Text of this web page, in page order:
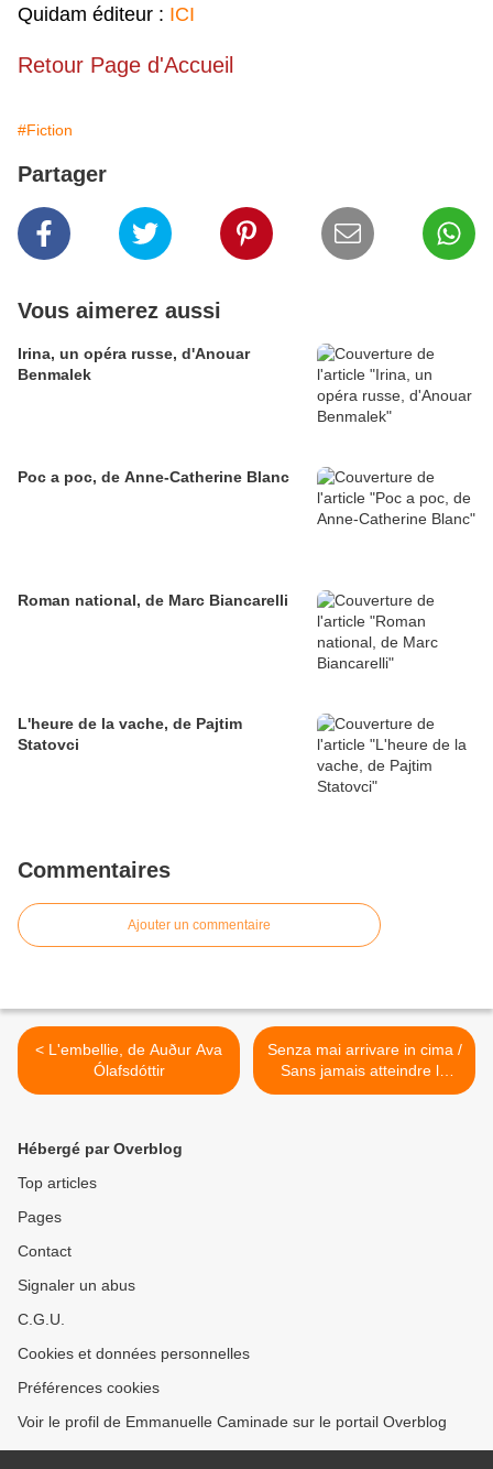
Quidam éditeur : ICI
Retour Page d'Accueil
#Fiction
Partager
Vous aimerez aussi
Irina, un opéra russe, d'Anouar
Benmalek
Poc a poc, de Anne-Catherine Blanc
Roman national, de Marc Biancarelli
L'heure de la vache, de Pajtim
Statovci
Commentaires
Ajouter un commentaire
< L'embellie, de Auður Ava
Ólafsdóttir
Senza mai arrivare in cima /
Sans jamais atteindre le
sommet, de Paolo Cognetti
Hébergé par Overblog
Top articles
Pages
Contact
Signaler un abus
C.G.U.
Cookies et données personnelles
Préférences cookies
Voir le profil de Emmanuelle Caminade sur le portail Overblog